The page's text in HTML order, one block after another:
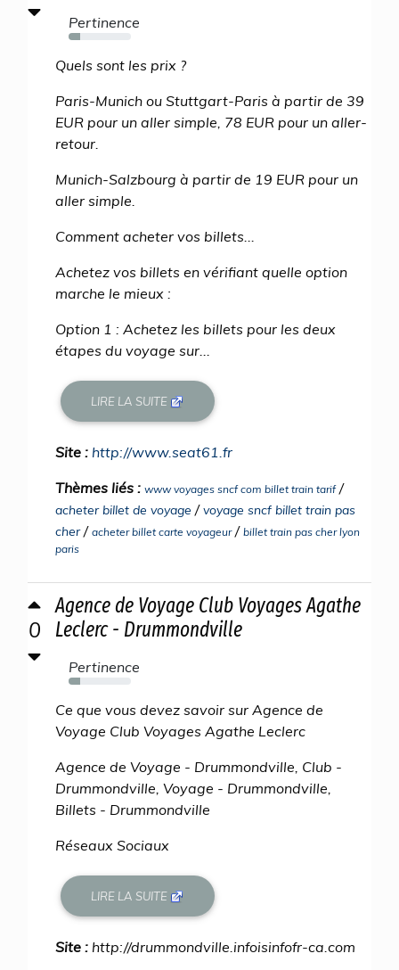
Pertinence
19%
Quels sont les prix ?
Paris-Munich ou Stuttgart-Paris à partir de 39
EUR pour un aller simple, 78 EUR pour un aller-
retour.
Munich-Salzbourg à partir de 19 EUR pour un
aller simple.
Comment acheter vos billets...
Achetez vos billets en vérifiant quelle option
marche le mieux :
Option 1 : Achetez les billets pour les deux
étapes du voyage sur...
LIRE LA SUITE
Site : http://www.seat61.fr
Thèmes liés : www voyages sncf com billet train tarif/
acheter billet de voyage /voyage sncf billet train pas
cher/ acheter billet carte voyageur/ billet train pas cher lyon
paris
0
Agence de Voyage Club Voyages Agathe
Leclerc - Drummondville
Pertinence
19%
Ce que vous devez savoir sur Agence de
Voyage Club Voyages Agathe Leclerc
Agence de Voyage - Drummondville, Club -
Drummondville, Voyage - Drummondville,
Billets - Drummondville
Réseaux Sociaux
LIRE LA SUITE
Site : http://drummondville.infoisinfofr-ca.com